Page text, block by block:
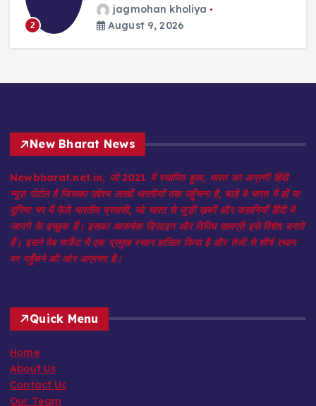
2
jagmohan kholiya
August 9, 2026
New Bharat News
Newbharat.net.in, जो 2021 में स्थापित हुआ, भारत का अग्रणी हिंदी
न्यूज़ पोर्टल है जिसका उद्देश्य लाखों भारतीयों तक पहुँचना है, चाहे वे भारत में हों या
दुनिया भर में फैले भारतीय प्रवासी, जो भारत से जुड़ी ख़बरें और कहानियाँ हिंदी में
जानने के इच्छुक हैं। इसका आकर्षक डिज़ाइन और विविध सामग्री इसे विशेष बनाते
हैं। इसने वेब मार्केट में एक प्रमुख स्थान हासिल किया है और तेजी से शीर्ष स्थान
पर पहुँचने की ओर अग्रसर है।
Quick Menu
Home
About Us
Contact Us
Our Team